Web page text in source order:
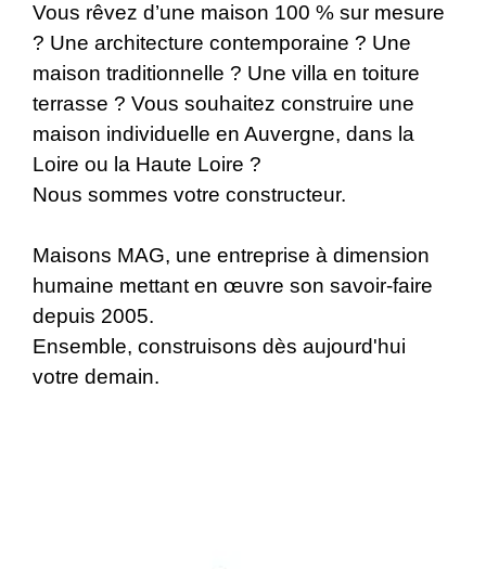
Vous rêvez d’une maison 100 % sur mesure
? Une architecture contemporaine ? Une
maison traditionnelle ? Une villa en toiture
terrasse ? Vous souhaitez construire une
maison individuelle en Auvergne, dans la
Loire ou la Haute Loire ?
Nous sommes votre constructeur.
Maisons MAG, une entreprise à dimension
humaine mettant en œuvre son savoir-faire
depuis 2005.
Ensemble, construisons dès aujourd'hui
votre demain.